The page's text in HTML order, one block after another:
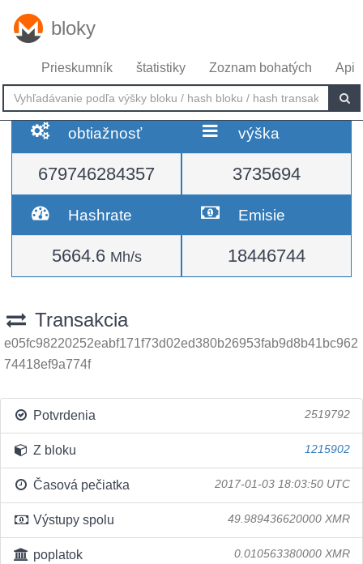
bloky
Prieskumník štatistiky Zoznam bohatých Api
obtiažnosť
679746284357
výška
3735694
Hashrate
5664.6 Mh/s
Emisie
18446744
Transakcia
e05fc98220252eabf171f73d02ed380b26953fab9d8b41bc962
74418ef9a774f
Potvrdenia 2519792
Z bloku 1215902
Časová pečiatka 2017-01-03 18:03:50 UTC
Výstupy spolu 49.989436620000 XMR
poplatok 0.010563380000 XMR